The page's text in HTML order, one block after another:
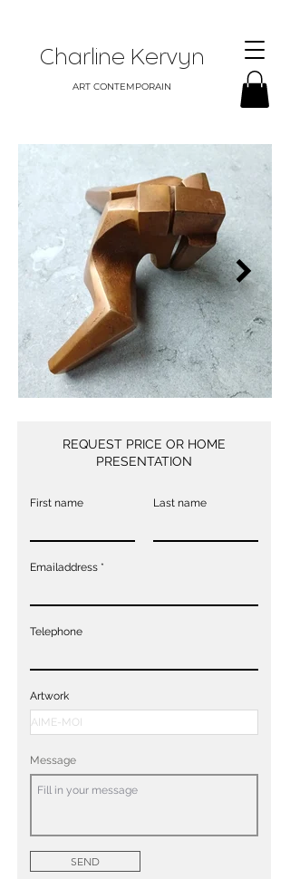
Charline Kervyn
ART CONTEMPORAIN
REQUEST PRICE OR HOME
PRESENTATION
First name Last name
Emailaddress
Telephone
Artwork
Message
SEND